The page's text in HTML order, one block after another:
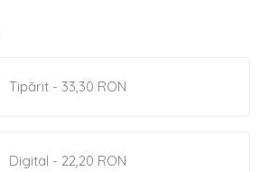
Tipărit - 33,30 RON
Digital - 22,20 RON